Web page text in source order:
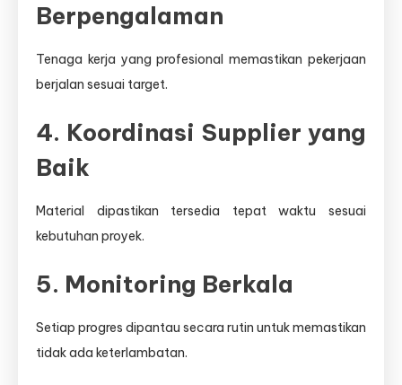
Berpengalaman
Tenaga kerja yang profesional memastikan pekerjaan
berjalan sesuai target.
4. Koordinasi Supplier yang
Baik
Material dipastikan tersedia tepat waktu sesuai
kebutuhan proyek.
5. Monitoring Berkala
Setiap progres dipantau secara rutin untuk memastikan
tidak ada keterlambatan.